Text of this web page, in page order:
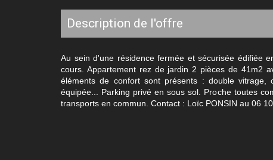
description de l'offre
Au sein d'une résidence fermée et sécurisée édifiée
cours. Appartement rez de jardin 2 pièces de 41m2
éléments de confort sont présents : double vitrage,
équipée... Parking privé en sous sol. Proche toutes
transports en commun. Contact : Loïc PONSIN au 06